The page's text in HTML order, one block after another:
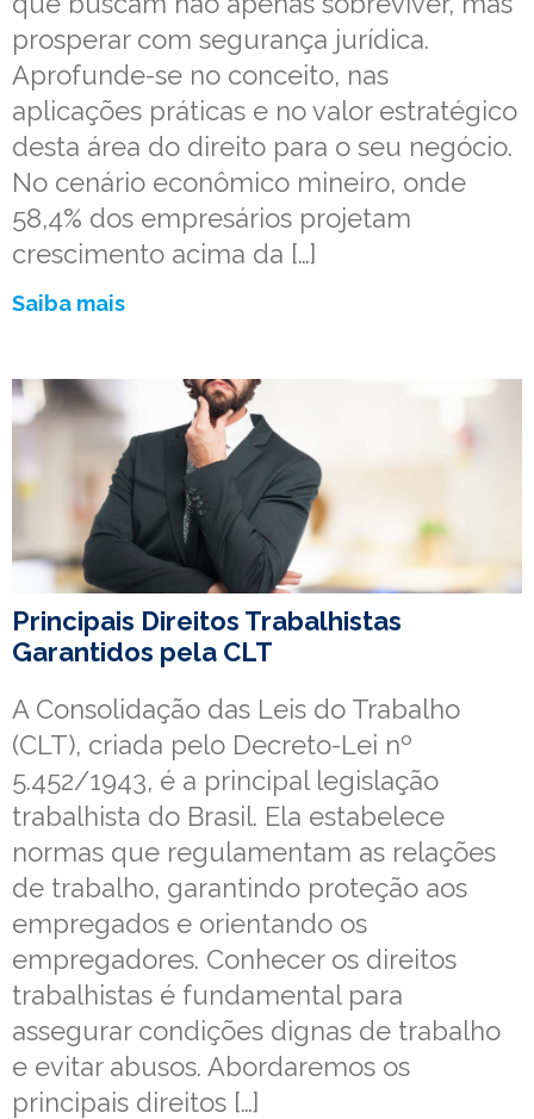
prosperar com segurança jurídica.
Aprofunde-se no conceito, nas
aplicações práticas e no valor estratégico
desta área do direito para o seu negócio.
No cenário econômico mineiro, onde
58,4% dos empresários projetam
crescimento acima da […]
Saiba mais
Principais Direitos Trabalhistas
Garantidos pela CLT
A Consolidação das Leis do Trabalho
(CLT), criada pelo Decreto-Lei nº
5.452/1943, é a principal legislação
trabalhista do Brasil. Ela estabelece
normas que regulamentam as relações
de trabalho, garantindo proteção aos
empregados e orientando os
empregadores. Conhecer os direitos
trabalhistas é fundamental para
assegurar condições dignas de trabalho
e evitar abusos. Abordaremos os
principais direitos […]